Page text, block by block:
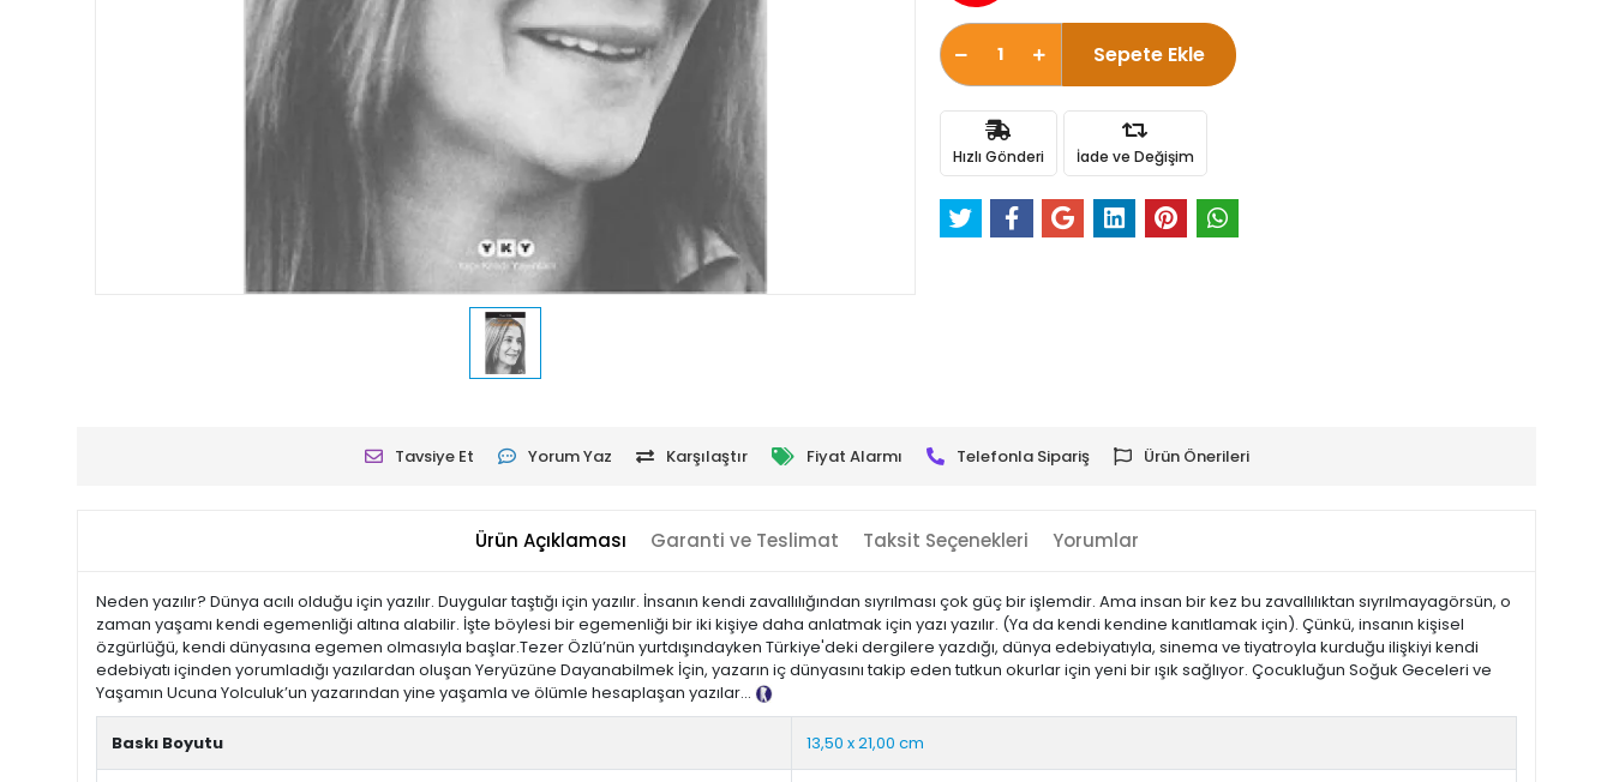
Sepete Ekle
Hızlı Gönderi İade ve Değişim
Tavsiye Et Yorum Yaz Karşılaştır Fiyat Alarmı Telefonla Sipariş Ürün Önerileri
Ürün Açıklaması Garanti ve Teslimat Taksit Seçenekleri Yorumlar
Neden yazılır? Dünya acılı olduğu için yazılır. Duygular taştığı için yazılır. İnsanın kendi zavallılığından sıyrılması çok güç bir işlemdir. Ama insan bir kez bu zavallılıktan sıyrılmayagörsün, o
zaman yaşamı kendi egemenliği altına alabilir. İşte böylesi bir egemenliği bir iki kişiye daha anlatmak için yazı yazılır. (Ya da kendi kendine kanıtlamak için). Çünkü, insanın kişisel
özgürlüğü, kendi dünyasına egemen olmasıyla başlar.Tezer Özlü’nün yurtdışındayken Türkiye'deki dergilere yazdığı, dünya edebiyatıyla, sinema ve tiyatroyla kurduğu ilişkiyi kendi
edebiyatı içinden yorumladığı yazılardan oluşan Yeryüzüne Dayanabilmek İçin, yazarın iç dünyasını takip eden tutkun okurlar için yeni bir ışık sağlıyor. Çocukluğun Soğuk Geceleri ve
Yaşamın Ucuna Yolculuk’un yazarından yine yaşamla ve ölümle hesaplaşan yazılar...
Tanıtım Metni
Baskı Boyutu 13,50 x 21,00 cm